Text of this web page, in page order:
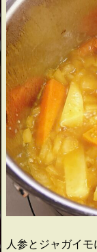
人参とジャガイモ